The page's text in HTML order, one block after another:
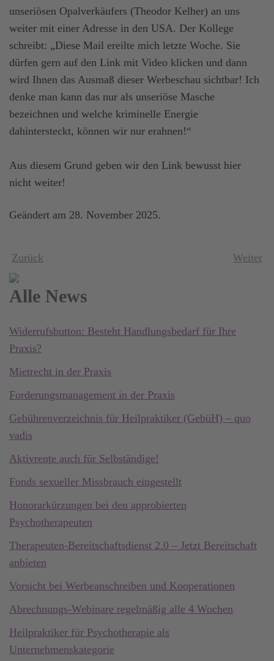
unseriösen Opalverkäufers (Theodor Kelher) an uns
weiter mit einer Adresse in den USA. Der Kollege
schreibt: „Diese Mail ereilte mich letzte Woche. Sie
dürfen gern auf den Link mit Video klicken und dann
wird Ihnen das Ausmaß dieser Werbeschau sichtbar! Ich
denke man kann das nur als unseriöse Masche
bezeichnen und welche kriminelle Energie
dahintersteckt, können wir nur erahnen!“
Aus diesem Grund geben wir den Link bewusst hier
nicht weiter!
Geändert am 28. November 2025.
Zurück Weiter
Alle News
Widerrufsbutton: Besteht Handlungsbedarf für Ihre
Praxis?
Mietrecht in der Praxis
Forderungsmanagement in der Praxis
Gebührenverzeichnis für Heilpraktiker (GebüH) – quo
vadis
Aktivrente auch für Selbständige!
Fonds sexueller Missbrauch eingestellt
Honorarkürzungen bei den approbierten
Psychotherapeuten
Therapeuten-Bereitschaftsdienst 2.0 – Jetzt Bereitschaft
anbieten
Vorsicht bei Werbeanschreiben und Kooperationen
Abrechnungs-Webinare regelmäßig alle 4 Wochen
Heilpraktiker für Psychotherapie als
Unternehmenskategorie